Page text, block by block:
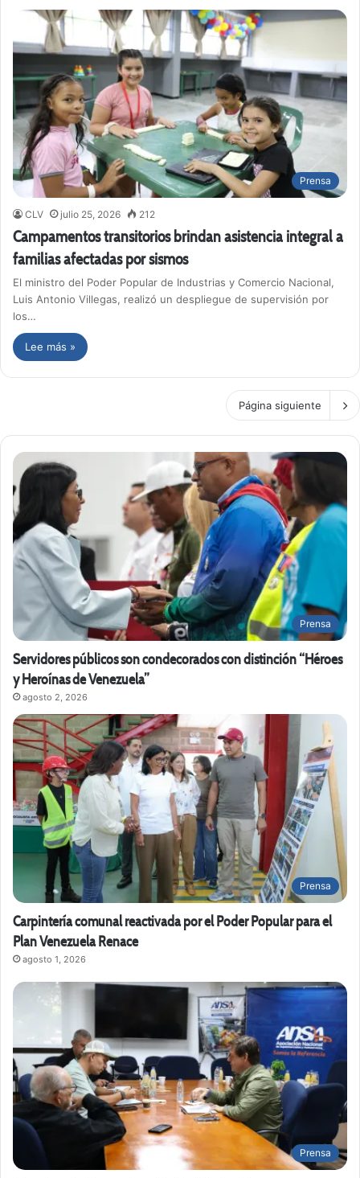
Prensa
CLV julio 25, 2026 212
Campamentos transitorios brindan asistencia integral a
familias afectadas por sismos
El ministro del Poder Popular de Industrias y Comercio Nacional,
Luis Antonio Villegas, realizó un despliegue de supervisión por
los…
Lee más »
Página siguiente
Prensa
Servidores públicos son condecorados con distinción “Héroes
y Heroínas de Venezuela”
agosto 2, 2026
Prensa
Carpintería comunal reactivada por el Poder Popular para el
Plan Venezuela Renace
agosto 1, 2026
Prensa